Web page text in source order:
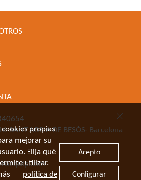
SANT ADRIA DE BESÒS- Barcelona
propias
mejorar su
Elija qué
utilizar.
política de
Acepto
Configurar